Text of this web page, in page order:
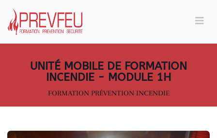
UNITÉ MOBILE DE FORMATION
INCENDIE - MODULE 1H
FORMATION PRÉVENTION INCENDIE